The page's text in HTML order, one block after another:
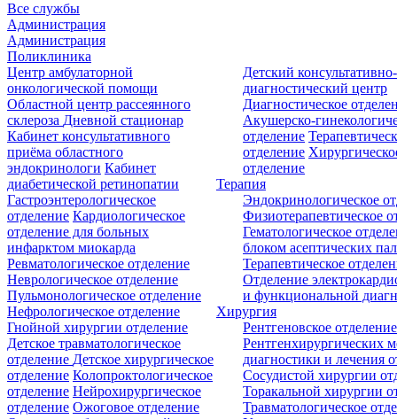
Все службы
Администрация
Администрация
Поликлиника
Центр амбулаторной
онкологической помощи
Областной центр рассеянного
склероза Дневной стационар
Кабинет консультативного
приёма областного
эндокринологи Кабинет
диабетической ретинопатии
Детский консультативно-
диагностический центр
Диагностическое
Акушерско-
отделение
отделение
отделение
Терапия
Гастроэнтерологическое
отделение Кардиологическое
отделение для больных
инфарктом миокарда
Ревматологическое отделение
Неврологическое отделение
Пульмонологическое отделение
Нефрологическое отделение
Эндокринологическое
Физиотерапевтическое
Гематологическое
блоком асептических
Терапевтическое
Отделение
и функциональной
Хирургия
Гнойной хирургии отделение
Детское травматологическое
отделение Детское хирургическое
отделение Колопроктологическое
отделение Нейрохирургическое
отделение Ожоговое отделение
Рентгеновское отделение
Рентгенхирургических
диагностики и лечения
Сосудистой хирургии
Торакальной хирургии
Травматологическое